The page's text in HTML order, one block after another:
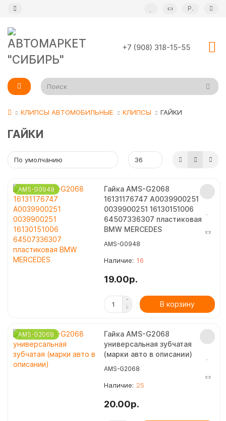
Р.
+7 (908) 318-15-55
КЛИПСЫ АВТОМОБИЛЬНЫЕ КЛИПСЫ ГАЙКИ
ГАЙКИ
AMS-G0948
Гайка AMS-G2068
16131176747 A0039900251
0039900251 16130151006
64507336307 пластиковая
BMW MERCEDES
AMS-G0948
16
19.00р.
В корзину
AMS-G2068
Гайка AMS-G2068
универсальная зубчатая
(марки авто в описании)
AMS-G2068
25
20.00р.